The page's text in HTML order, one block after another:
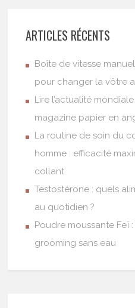
ARTICLES RÉCENTS
Boîte de vitesse
pour changer la vôtre
Lire l’actualité
magazine papier en
La routine de soin du
homme : efficacité
collant
Testostérone : quels
au quotidien ?
Poudre moussante Feï
grooming sans eau